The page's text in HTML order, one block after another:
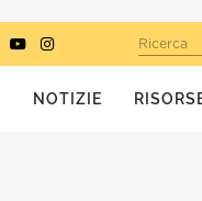
Ricerca
NOTIZIE